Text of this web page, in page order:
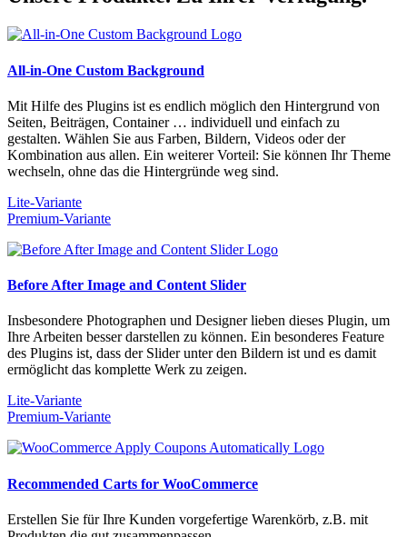
All-in-One Custom Background
Mit Hilfe des Plugins ist es endlich möglich den Hintergrund von
Seiten, Beiträgen, Container … individuell und einfach zu
gestalten. Wählen Sie aus Farben, Bildern, Videos oder der
Kombination aus allen. Ein weiterer Vorteil: Sie können Ihr Theme
wechseln, ohne das die Hintergründe weg sind.
Lite-Variante
Premium-Variante
Before After Image and Content Slider
Insbesondere Photographen und Designer lieben dieses Plugin, um
Ihre Arbeiten besser darstellen zu können. Ein besonderes Feature
des Plugins ist, dass der Slider unter den Bildern ist und es damit
ermöglicht das komplette Werk zu zeigen.
Lite-Variante
Premium-Variante
Recommended Carts for WooCommerce
Erstellen Sie für Ihre Kunden vorgefertige Warenkörb, z.B. mit